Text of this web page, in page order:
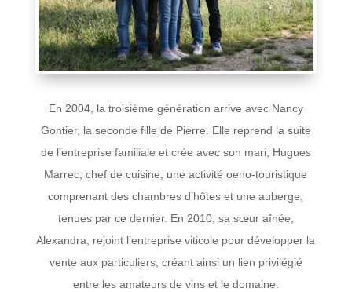
En 2004, la troisième génération arrive avec Nancy
Gontier, la seconde fille de Pierre. Elle reprend la suite
de l’entreprise familiale et crée avec son mari, Hugues
Marrec, chef de cuisine, une activité oeno-touristique
comprenant des chambres d’hôtes et une auberge,
tenues par ce dernier. En 2010, sa sœur aînée,
Alexandra, rejoint l’entreprise viticole pour développer la
vente aux particuliers, créant ainsi un lien privilégié
entre les amateurs de vins et le domaine.